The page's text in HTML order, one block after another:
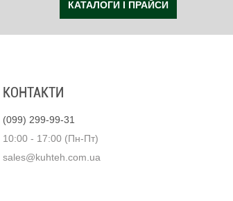
КАТАЛОГИ І ПРАЙСИ
КОНТАКТИ
(099) 299-99-31
10:00 - 17:00 (Пн-Пт)
sales@kuhteh.com.ua